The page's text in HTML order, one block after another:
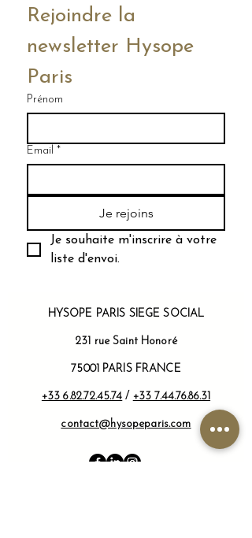
Rejoindre la
newsletter Hysope
Paris
Prénom
Email *
Je rejoins
Je souhaite m'inscrire à votre
liste d'envoi.
​HYSOPE PARIS SIEGE SOCIAL
231 rue Saint Honoré
75001 PARIS FRANCE
+33 6.82.72.45.74 / +33 7.44.76.86.31
contact@hysopeparis.com